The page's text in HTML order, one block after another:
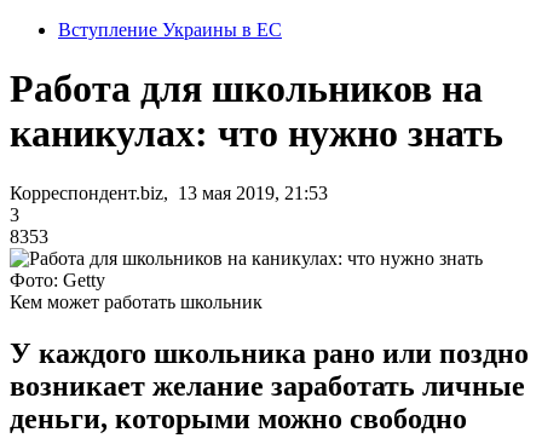
Вступление Украины в ЕС
Работа для школьников на
каникулах: что нужно знать
Корреспондент.biz, 13 мая 2019, 21:53
3
8353
Фото: Getty
Кем может работать школьник
У каждого школьника рано или поздно
возникает желание заработать личные
деньги, которыми можно свободно